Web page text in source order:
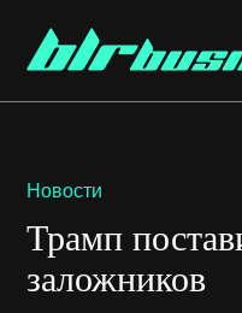
Новости
Трамп
заложников